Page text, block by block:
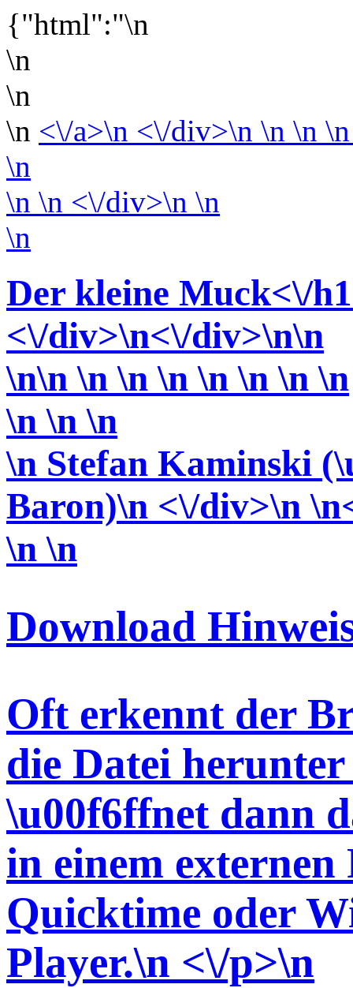
{"html":"\n
\n
\n
\n <\/a>\n <\/div>\n \n \n
\n
\n \n <\/div>\n \n
\n
Der kleine Muck<\/
<\/div>\n<\/div>\n\n
\n\n \n \n \n \n \n \n \n
\n \n\n
\n Stefan Kaminski
Baron)\n <\/div>\n
\n \n
Download
Oft erkennt der
die Datei
\u00f6ffnet dann
in einem externen
Quicktime oder
Player.\n <\/p>\n